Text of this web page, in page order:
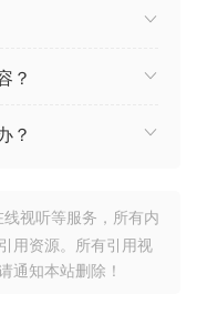
？
？
视听等服务，所有内
用资源。所有引用视
通知本站删除！